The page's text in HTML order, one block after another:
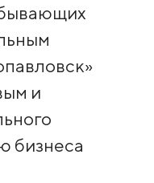
и
бизнеса